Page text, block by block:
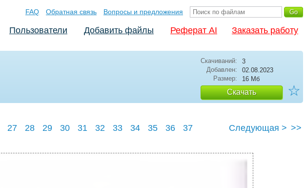
FAQ Обратная связь Вопросы и предложения
Пользователи Добавить файлы Реферат AI Заказать работу
Скачиваний:
3
Добавлен:
02.08.2023
Размер:
16 Мб
Скачать ☆
27 28 29 30 31 32 33 34 35 36 37 Следующая > >>